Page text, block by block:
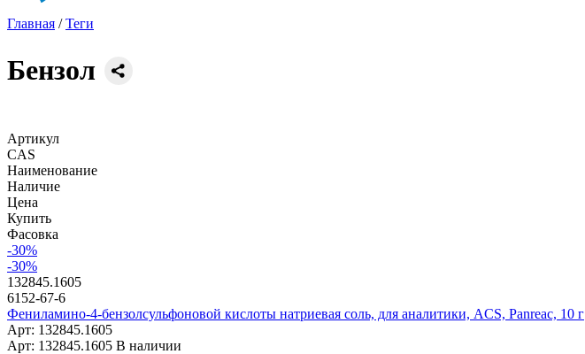
Главная /Теги
Бензол
Артикул
CAS
Наименование
Наличие
Цена
Купить
Фасовка
-30%
-30%
132845.1605
6152-67-6
Фениламино-4-бензолсульфоновой кислоты натриевая соль, для аналитики, ACS, Panreac, 10 г
Арт: 132845.1605
Арт: 132845.1605 В наличии